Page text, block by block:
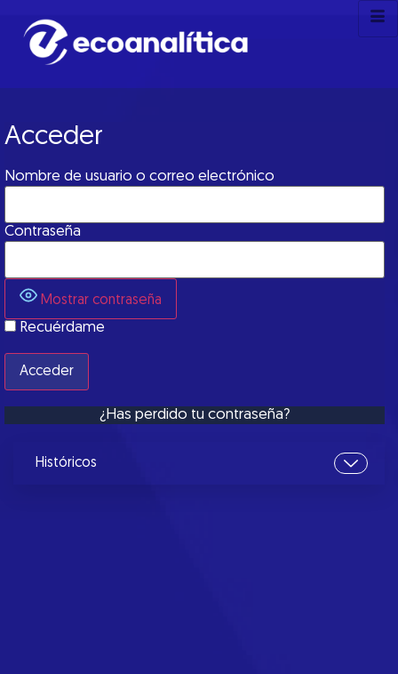
Acceder
Nombre de usuario o correo electrónico
Contraseña
Mostrar contraseña
Recuérdame
¿Has perdido tu contraseña?
Históricos